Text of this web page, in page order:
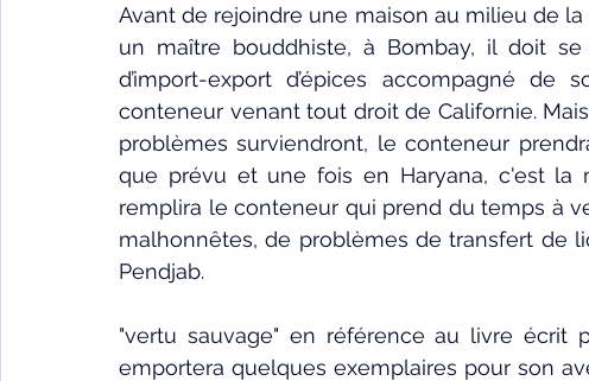
Avant de rejoindre une maison au milieu de
un maître bouddhiste, à Bombay, il doit
d’import-export d’épices accompagné
conteneur venant tout droit de Californie.
problèmes surviendront, le conteneur
que prévu et une fois en Haryana, c'est la
remplira le conteneur qui prend du temps à
malhonnêtes, de problèmes de transfert de
Pendjab.
"vertu sauvage" en référence au livre
emportera quelques exemplaires pour son